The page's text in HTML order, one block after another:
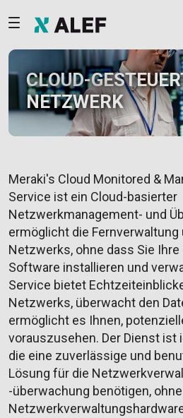
CLOUD-
NETZWERK
Meraki's Cloud Monitored &
Service ist ein Cloud-basierter
Netzwerkmanagement- und
ermöglicht die
Netzwerks, ohne dass Sie
Software installieren und
Service bietet
Netzwerks, überwacht den
ermöglicht es Ihnen,
vorauszusehen. Der Dienst ist
die eine zuverlässige und
Lösung für die
-überwachung benötigen,